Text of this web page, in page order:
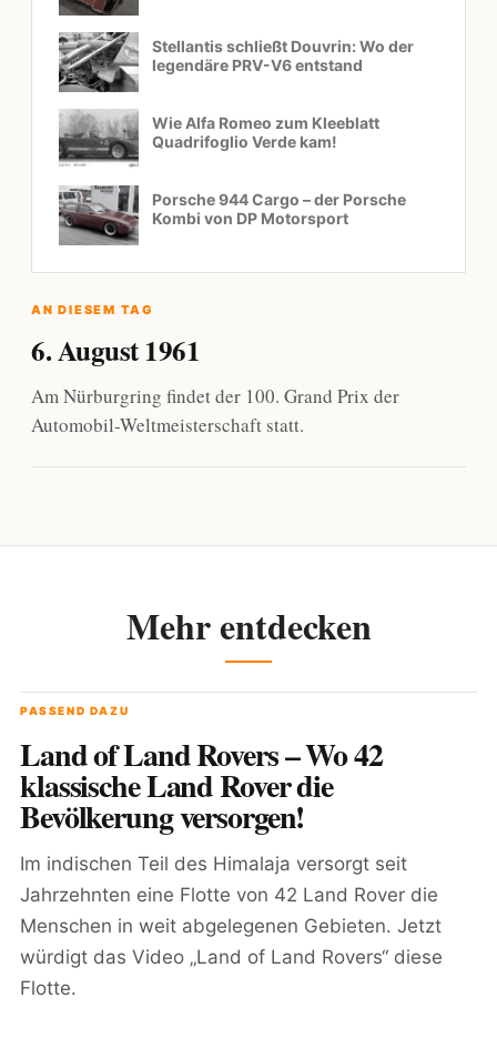
Stellantis schließt Douvrin: Wo der
legendäre PRV-V6 entstand
Wie Alfa Romeo zum Kleeblatt
Quadrifoglio Verde kam!
Porsche 944 Cargo – der Porsche
Kombi von DP Motorsport
AN DIESEM TAG
6. August 1961
Am Nürburgring findet der 100. Grand Prix der
Automobil-Weltmeisterschaft statt.
Mehr entdecken
PASSEND DAZU
Land of Land Rovers – Wo 42
klassische Land Rover die
Bevölkerung versorgen!
Im indischen Teil des Himalaja versorgt seit
Jahrzehnten eine Flotte von 42 Land Rover die
Menschen in weit abgelegenen Gebieten. Jetzt
würdigt das Video „Land of Land Rovers“ diese
Flotte.